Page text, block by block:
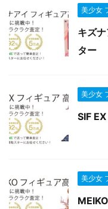
美少女
キズ
ター
美少女
SIF
美少女